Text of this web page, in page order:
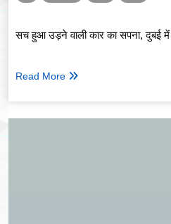
सच हुआ उड़ने वाली कार का सपना, दुबई में
Read More